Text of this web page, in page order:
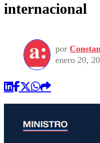
internacional
por
enero 20,